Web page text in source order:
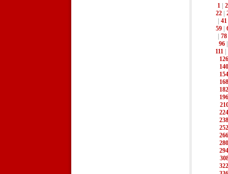
1
2
22|
41
59|
78
96
111|
126
140
154
168
182
196
224
238
252
266
280
294
322